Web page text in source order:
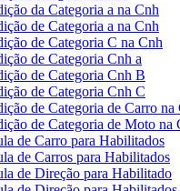
da Categoria a na Cnh
de Categoria a na Cnh
de Categoria C na Cnh
de Categoria Cnh a
de Categoria Cnh B
de Categoria Cnh C
de Categoria de Carro na
de Categoria de Moto na
de Carro para Habilitados
de Carros para Habilitados
de Direção para Habilitado